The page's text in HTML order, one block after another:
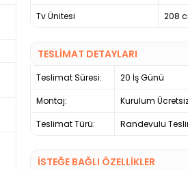
Tv Ünitesi
208
TESLİMAT DETAYLARI
Teslimat Süresi:
20 İş Günü
Montaj:
Kurulum
Teslimat Türü:
Randevulu
İSTEĞE BAĞLI ÖZELLİKLER